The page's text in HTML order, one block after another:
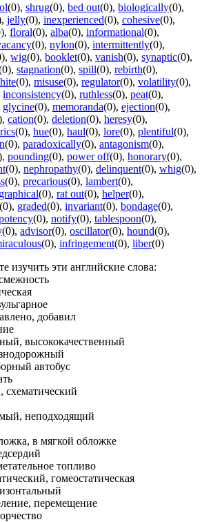
(0), shrug(0), bed out(0), biologically(0),
, jelly(0), inexperienced(0), cohesive(0),
, floral(0), alba(0), informational(0),
(0), nylon(0), intermittently(0),
, wig(0), booklet(0), vanish(0), synaptic(0),
, stagnation(0), spill(0), rebirth(0),
(0), misuse(0), regulator(0), volatility(0),
inconsistency(0), ruthless(0), peat(0),
glycine(0), memoranda(0), ejection(0),
, cation(0), deletion(0), heresy(0),
(0), hue(0), haul(0), lore(0), plentiful(0),
(0), paradoxically(0), antagonism(0),
, pounding(0), power off(0), honorary(0),
(0), nephropathy(0), delinquent(0), whig(0),
(0), precarious(0), lambert(0),
(0), rat out(0), helper(0),
(0), graded(0), invariant(0), bondage(0),
(0), notify(0), tablespoon(0),
(0), advisor(0), oscillator(0), hound(0),
(0), infringement(0), liber(0)
изучить эти английские слова:
добавил
высококачественный
автобус
неподходящий
в мягкой обложке
топливо
гомеостатическая
перемещение